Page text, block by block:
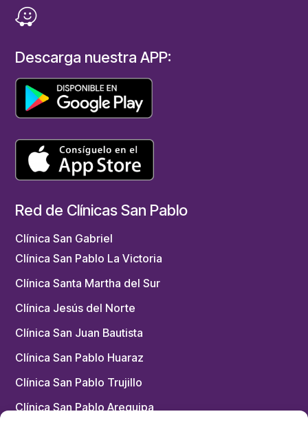
Descarga nuestra APP:
Red de Clínicas San Pablo
Clínica San Gabriel
Clínica San Pablo La Victoria
Clínica Santa Martha del Sur
Clínica Jesús del Norte
Clínica San Juan Bautista
Clínica San Pablo Huaraz
Clínica San Pablo Trujillo
Clínica San Pablo Arequipa